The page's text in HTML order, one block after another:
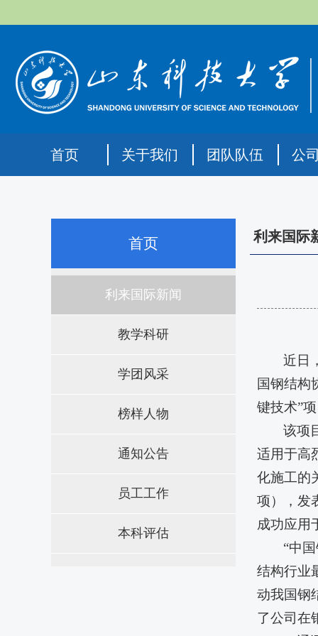
首页 关于我们 团队队伍 公
首页
利来国际新闻
教学科研
学团风采
榜样人物
通知公告
员工工作
本科评估
利来国际
近日
国钢结构
键技术”
该项
适用于高
化施工的
项），发
成功应用
“中
结构行业
动我国钢
了公司在